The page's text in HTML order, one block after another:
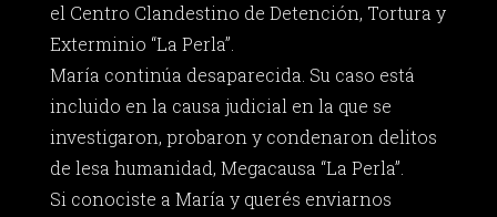
el Centro Clandestino de Detención, Tortura y
Exterminio “La Perla”.
María continúa desaparecida. Su caso está
incluido en la causa judicial en la que se
investigaron, probaron y condenaron delitos
de lesa humanidad, Megacausa “La Perla”.
Si conociste a María y querés enviarnos